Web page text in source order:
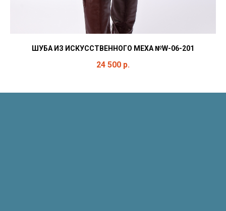
ШУБА ИЗ ИСКУССТВЕННОГО МЕХА №W-06-201
24 500 р.